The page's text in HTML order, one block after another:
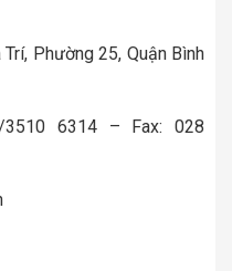
Phường 25, Quận Bình
6314 – Fax: 028